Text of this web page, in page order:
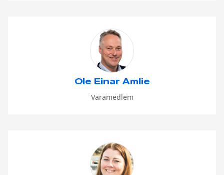
Ole Einar Amlie
Varamedlem